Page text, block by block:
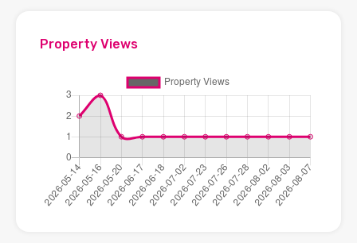
Property Views